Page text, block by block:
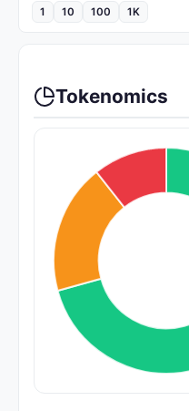
1 10 100 1K
Tokenomics